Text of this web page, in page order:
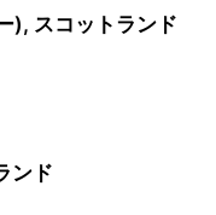
), スコットランド
ンド